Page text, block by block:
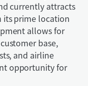
currently attracts
its prime location
allows for
base,
and airline
opportunity for